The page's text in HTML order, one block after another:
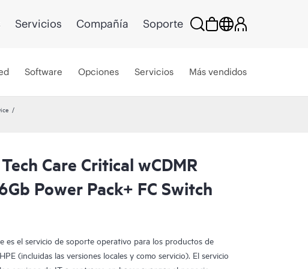
Servicios Compañía Soporte
Software Opciones Servicios Más vendidos
Care Critical wCDMR
Power Pack+ FC Switch
es el servicio de soporte operativo para los productos de
(incluidas las versiones locales y como servicio). El servicio